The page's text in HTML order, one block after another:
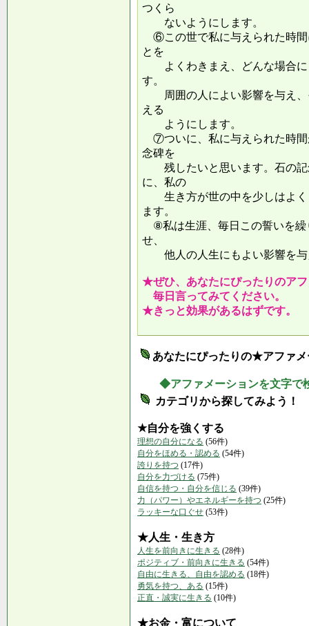
つくら
ないようにします。
⑥この世で私に与えられた時間
とを
よくわきまえ、どんな場合に
す。
周囲の人によい影響を与え、
える
ようにします。
⑦ついに、私に与えられた時間
念碑を
残したいと思います。石の記
に、私の
生き方が世の中を少しはよく
ます。
⑧私は生涯、毎日この誓いを繰
せ、
他人の人生にもよい影響
★ぜひ、あなたにぴったりのア
毎日言ってみてください。
★きっと効果があるはずです。
あなたにぴったりの★アファ
◆アファメーションを文字で
カテゴリから探してみよう！
★自分を強くする
理想の自分になる (56件)
自分をほめる・認める (54件)
誇りを持つ (17件)
自分を力づける (75件)
自信を持つ・自分を信じる (39件)
力（パワー）やエネルギーを持つ (25件)
ラッキーな口ぐせ (53件)
★人生・生き方
人生を前向きに生きる (28件)
ポジティブ・前向きに生きる (54件)
自由に生きる、自由を認める (18件)
勇気を持つ、ある (15件)
正直・誠実に生きる (10件)
★お金・富について